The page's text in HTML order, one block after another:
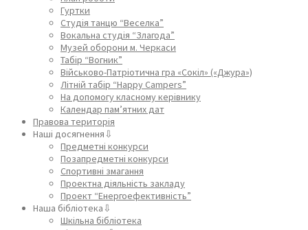
Гуртки
Студія танцю “Веселка”
Вокальна студія “Злагода”
Музей оборони м. Черкаси
Табір “Вогник”
Військово-Патріотична гра «Сокіл» («Джура»)
Літній табір “Happy Campers”
На допомогу класному керівнику
Календар пам’ятних дат
Правова територія
Наші досягнення⇩
Предметні конкурси
Позапредметні конкурси
Спортивні змагання
Проектна діяльність закладу
Проект “Енергоефективність”
Наша бібліотека⇩
Шкільна бібліотека